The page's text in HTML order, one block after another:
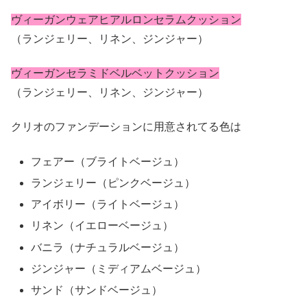
ヴィーガンウェアヒアルロンセラムクッション
（ランジェリー、リネン、ジンジャー）
ヴィーガンセラミドベルベットクッション
（ランジェリー、リネン、ジンジャー）
クリオのファンデーションに用意されてる色は
フェアー（ブライトベージュ）
ランジェリー（ピンクベージュ）
アイボリー（ライトベージュ）
リネン（イエローベージュ）
バニラ（ナチュラルベージュ）
ジンジャー（ミディアムベージュ）
サンド（サンドベージュ）